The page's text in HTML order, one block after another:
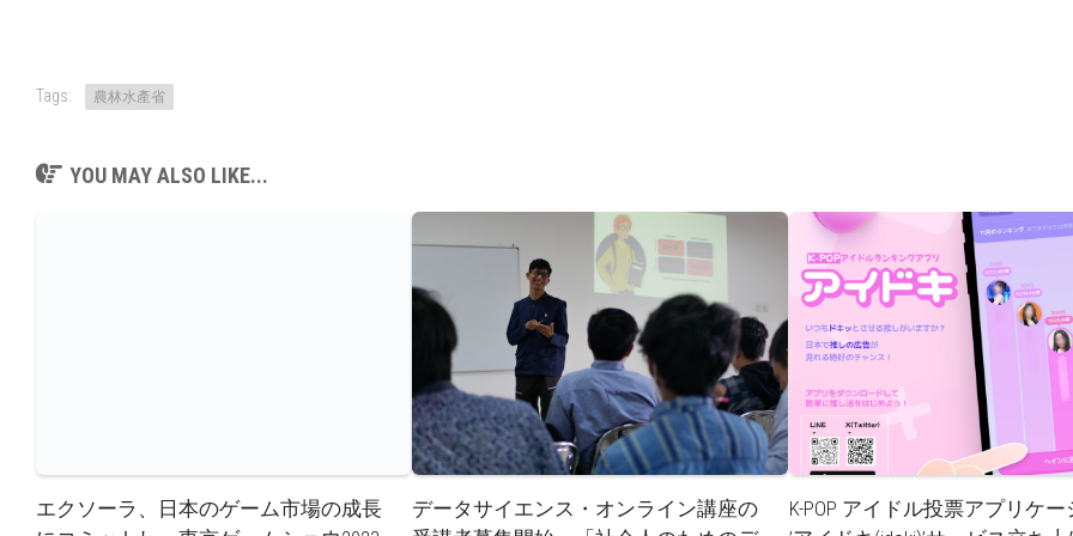
Tags: 農林水產省
YOU MAY ALSO LIKE...
エクソーラ、日本のゲーム市場の成長
データサイエンス・オンライン講座の
K-POP アイドル投票アプリケ